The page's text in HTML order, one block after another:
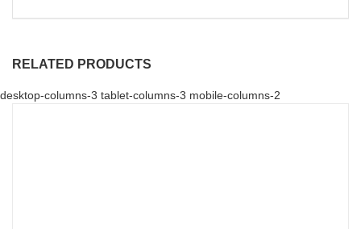
RELATED PRODUCTS
desktop-columns-3 tablet-columns-3 mobile-columns-2